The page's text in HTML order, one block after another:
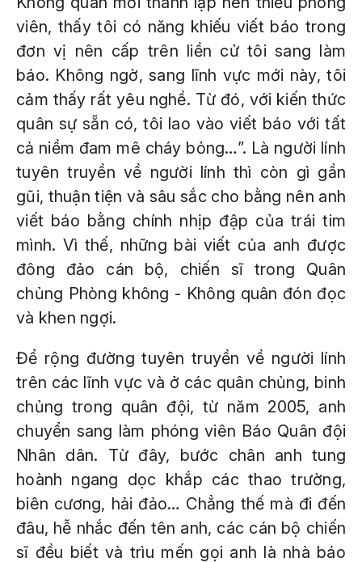
viên, thấy tôi có năng khiếu viết báo trong
đơn vị nên cấp trên liền cử tôi sang làm
báo. Không ngờ, sang lĩnh vực mới này, tôi
cảm thấy rất yêu nghề. Từ đó, với kiến thức
quân sự sẵn có, tôi lao vào viết báo với tất
cả niềm đam mê cháy bỏng…”. Là người lính
tuyên truyền về người lính thì còn gì gần
gũi, thuận tiện và sâu sắc cho bằng nên anh
viết báo bằng chính nhịp đập của trái tim
mình. Vì thế, những bài viết của anh được
đông đảo cán bộ, chiến sĩ trong Quân
chủng Phòng không - Không quân đón đọc
và khen ngợi.
Để rộng đường tuyên truyền về người lính
trên các lĩnh vực và ở các quân chủng, binh
chủng trong quân đội, từ năm 2005, anh
chuyển sang làm phóng viên Báo Quân đội
Nhân dân. Từ đây, bước chân anh tung
hoành ngang dọc khắp các thao trường,
biên cương, hải đảo… Chẳng thế mà đi đến
đâu, hễ nhắc đến tên anh, các cán bộ chiến
sĩ đều biết và trìu mến gọi anh là nhà báo